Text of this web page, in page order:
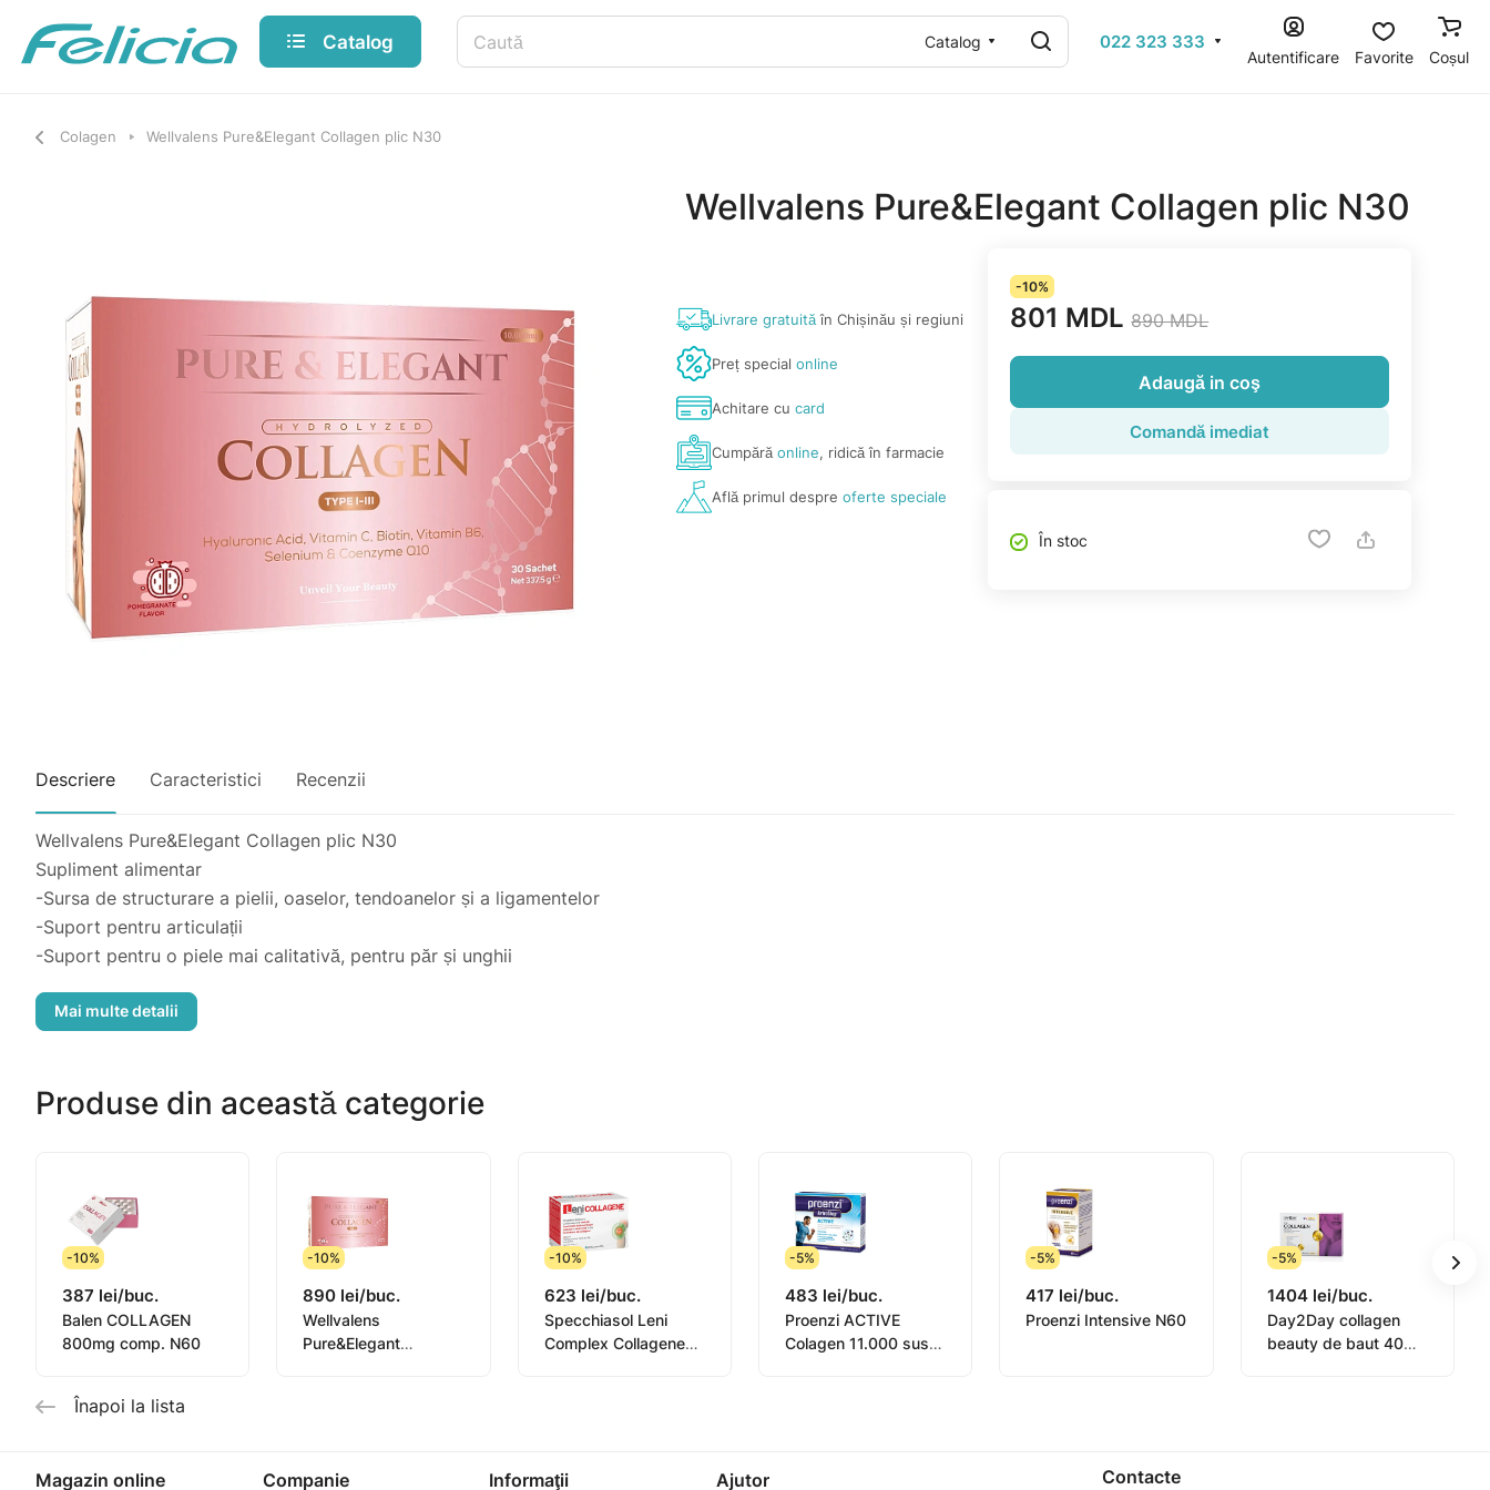
Catalog Catalog 022 323 333
Autentificare Favorite Coșul
Colagen Wellvalens Pure&Elegant Collagen plic N30
Wellvalens Pure&Elegant Collagen plic N30
Livrare gratuităîn Chișinău și regiuni
Preț specialonline
Achitare cucard
Cumpărăonline, ridică în farmacie
Află primul despreoferte speciale
-10%
801 MDL 890 MDL
Adaugă in coş
Comandă imediat
În stoc
Descriere Caracteristici Recenzii
Wellvalens Pure&Elegant Collagen plic N30
Supliment alimentar
-Sursa de structurare a pielii, oaselor, tendoanelor și a ligamentelor
-Suport pentru articulații
-Suport pentru o piele mai calitativă, pentru păr și unghii
medicamente și/sau în caz de efecte adverse. Păstrați în loc uscat și răcoros, în cutie, la temperatura până la 25⁰.
Atenționări: Nu depașiți doza zilnică recomandată. Suplimentele alimentare nu pot înlocui o masa nutrițională normală. A nu se lăsa la îndemana copiilor.
Producător: Valmed Ecza Deposu Sanayi Ve Ticaret Anonim Sirketi, 100 Yil Mah Kimyon Sk A Blok No18/2A S.pasa Tekirdag, Turcia.
Importator: Rihpangalfarma SRL,str N.Milescu-Spatarul,36.mun Chisinau. Tel: 373 22 606 127.
Termen de valabilitate: indicat pe ambalaj.
Produse din această categorie
-10%
387 lei/buc.
Balen COLLAGEN
800mg comp. N60
-10%
890 lei/buc.
Wellvalens
Pure&Elegant
-10%
623 lei/buc.
Specchiasol Leni
Complex Collagene
-5%
483 lei/buc.
Proenzi ACTIVE
Colagen 11.000 susp.
-5%
417 lei/buc.
Proenzi Intensive N60
-5%
1404 lei/buc.
Day2Day collagen
beauty de baut 40ml
Înapoi la lista
Magazin online Companie Informaţii Ajutor Contacte